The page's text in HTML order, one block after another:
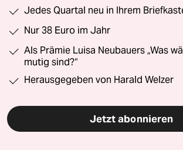
Jedes Quartal neu in Ihrem
Nur 38 Euro im Jahr
Als Prämie Luisa Neubauers „Was
mutig sind?“
Herausgegeben von Harald Welzer
Jetzt abonnieren